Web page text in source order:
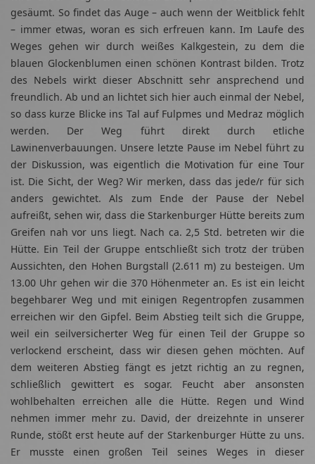
gesäumt. So findet das Auge – auch wenn der Weitblick fehlt
– immer etwas, woran es sich erfreuen kann. Im Laufe des
Weges gehen wir durch weißes Kalkgestein, zu dem die
blauen Glockenblumen einen schönen Kontrast bilden. Trotz
des Nebels wirkt dieser Abschnitt sehr ansprechend und
freundlich. Ab und an lichtet sich hier auch einmal der Nebel,
so dass kurze Blicke ins Tal auf Fulpmes und Medraz möglich
werden. Der Weg führt direkt durch etliche
Lawinenverbauungen. Unsere letzte Pause im Nebel führt zu
der Diskussion, was eigentlich die Motivation für eine Tour
ist. Die Sicht, der Weg? Wir merken, dass das jede/r für sich
anders gewichtet. Als zum Ende der Pause der Nebel
aufreißt, sehen wir, dass die Starkenburger Hütte bereits zum
Greifen nah vor uns liegt. Nach ca. 2,5 Std. betreten wir die
Hütte. Ein Teil der Gruppe entschließt sich trotz der trüben
Aussichten, den Hohen Burgstall (2.611 m) zu besteigen. Um
13.00 Uhr gehen wir die 370 Höhenmeter an. Es ist ein leicht
begehbarer Weg und mit einigen Regentropfen zusammen
erreichen wir den Gipfel. Beim Abstieg teilt sich die Gruppe,
weil ein seilversicherter Weg für einen Teil der Gruppe so
verlockend erscheint, dass wir diesen gehen möchten. Auf
dem weiteren Abstieg fängt es jetzt richtig an zu regnen,
schließlich gewittert es sogar. Feucht aber ansonsten
wohlbehalten erreichen alle die Hütte. Regen und Wind
nehmen immer mehr zu. David, der dreizehnte in unserer
Runde, stößt erst heute auf der Starkenburger Hütte zu uns.
Er musste einen großen Teil seines Weges in dieser